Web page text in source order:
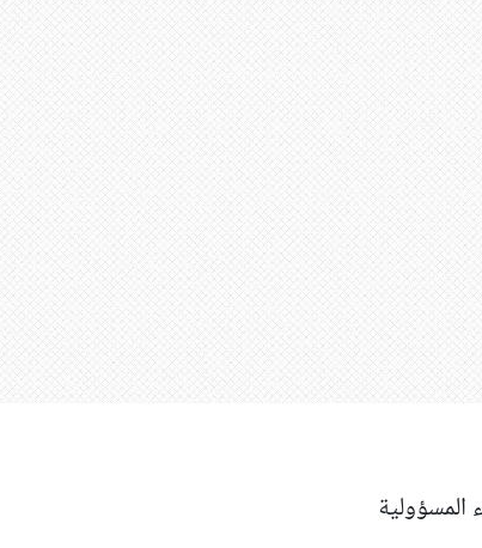
المسؤولية